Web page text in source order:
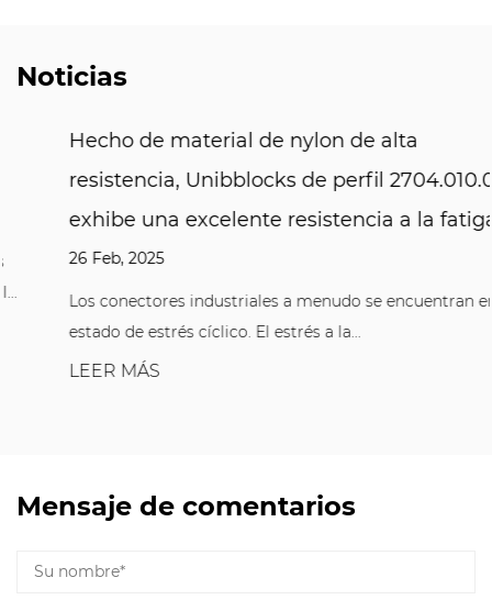
Noticias
Hecho de material de nylon de alta
resistencia, Unibblocks de perfil 2704.010.002
exhibe una excelente resistencia a la fatiga
26 Feb, 2025
Los conectores industriales a menudo se encuentran en un
estado de estrés cíclico. El estrés a la...
LEER MÁS
Mensaje de comentarios